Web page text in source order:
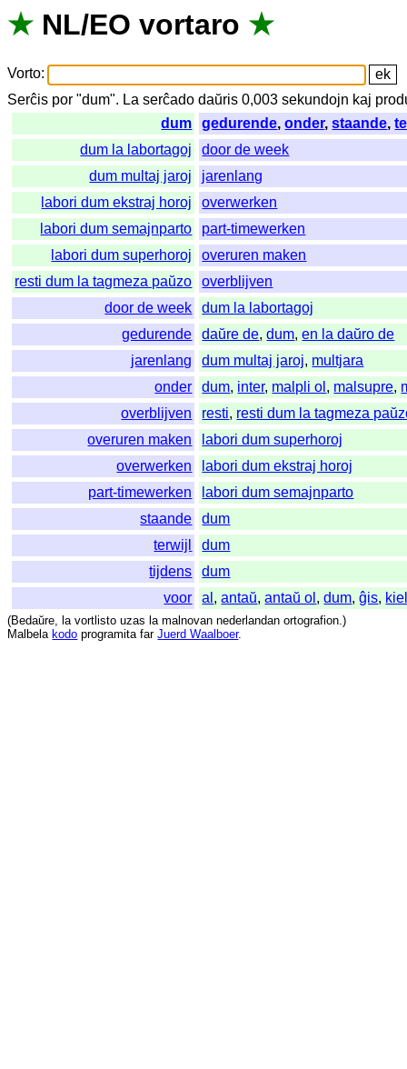
★ NL/EO vortaro ★
Vorto:
Serĉis por "dum". La serĉado daŭris 0,003sekundojn kaj
dum
gedurende,onder,staande,
dum la labortagoj
door de week
dum multaj jaroj
jarenlang
labori dum ekstraj horoj
overwerken
labori dum semajnparto
part-timewerken
labori dum superhoroj
overuren maken
resti dum la tagmeza paŭzo
overblijven
door de week
dum la labortagoj
gedurende
daŭre de,dum,en la daŭro de
jarenlang
dum multaj jaroj, multjara
onder
dum, inter, malpli ol , malsupre,
overblijven
resti, resti dum la tagmeza
overuren maken
labori dum superhoroj
overwerken
labori dum ekstraj horoj
part-timewerken
labori dum semajnparto
staande
dum
terwijl
dum
tijdens
dum
voor
al ,antaŭ,antaŭ ol ,dum,ĝis,
(Bedaŭre, la vortlisto uzas la malnovan nederlandan ortografion.)
Malbela kodo programita far Juerd Waalboer.